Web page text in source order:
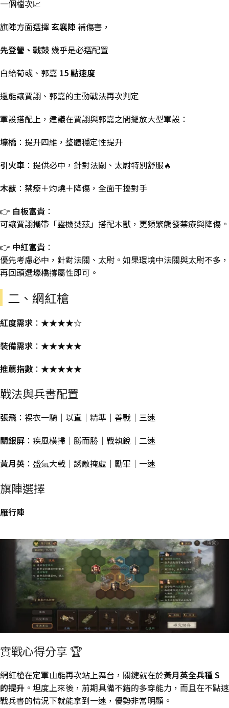
一個檔次📈
旗陣方面選擇 玄襄陣 補傷害，
先登營、戰鼓 幾乎是必選配置
白給荀彧、郭嘉 15 點速度
還能讓賈詡、郭嘉的主動戰法再次判定
軍設搭配上，建議在賈詡與郭嘉之間擺放大型軍設：
壕橋 ：提升四維，整體穩定性提升
引火車 ：提供必中，針對法關、太尉特別舒服🔥
木獸 ：禁療＋灼燒＋降傷，全面干擾對手
👉 白板富貴 ：
可讓賈詡攜帶「靈機焚茲」搭配木獸，更頻繁觸發禁療與降傷。
👉 中紅富貴 ：
優先考慮必中，針對法關、太尉。如果環境中法關與太尉不多，
再回頭選壕橋撐屬性即可。
二、網紅槍
紅度需求 ：★★★★☆
裝備需求 ：★★★★★
推薦指數 ：★★★★★
戰法與兵書配置
張飛 ：裸衣一騎｜以直｜精準｜善戰｜三速
關銀屏 ：疾風橫掃｜勝而勝｜戰執銳｜二速
黃月英 ：盛氣大戟｜誘敵掩虛｜勵軍｜一速
旗陣選擇
雁行陣
實戰心得分享 🏆
網紅槍在定軍山能再次站上舞台，關鍵就在於黃月英全兵種 S
的提升 。坦度上來後，前期具備不錯的多穿能力，而且在不點速
戰兵書的情況下就能拿到一速，優勢非常明顯。